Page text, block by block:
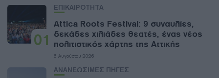
01
ΕΠΙΚΑΙΡΟΤΗΤΑ
Attica Roots Festival: 9 συναυλίες,
δεκάδες χιλιάδες θεατές, ένας νέος
πολιτιστικός χάρτης της Αττικής
6 Αυγούστου 2026
ΑΝΑΝΕΩΣΙΜΕΣ ΠΗΓΕΣ